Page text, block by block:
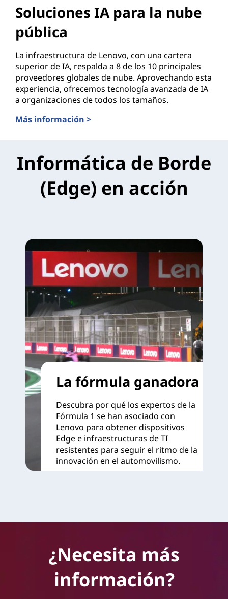
Soluciones IA para la nube
pública
La infraestructura de Lenovo, con una cartera
superior de IA, respalda a 8 de los 10 principales
proveedores globales de nube. Aprovechando esta
experiencia, ofrecemos tecnología avanzada de IA
a organizaciones de todos los tamaños.
Más información >
Informática de Borde
(Edge) en acción
La fórmula ganadora
Descubra por qué los expertos de la
Fórmula 1 se han asociado con
Lenovo para obtener dispositivos
Edge e infraestructuras de TI
resistentes para seguir el ritmo de la
innovación en el automovilismo.
¿Necesita más
información?